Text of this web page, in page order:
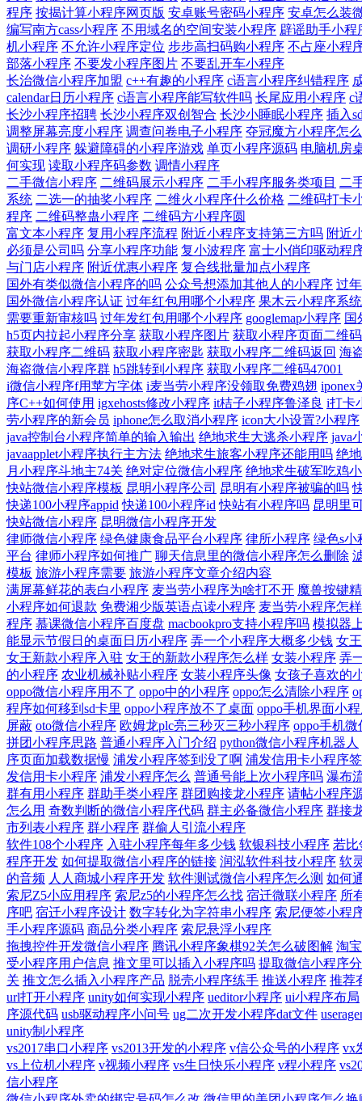
程序 按揭计算小程序网页版 安卓账号密码小程序 安卓怎么装
编写南方cass小程序 不用域名的空间安装小程序 辟谣助手小程
机小程序 不允许小程序定位 步步高扫码购小程序 不占座小程
部落小程序 不要发小程序图片 不要乱开车小程序
长治微信小程序加盟 c++有趣的小程序 c语言小程序纠错程序
calendar日历小程序 c语言小程序能写软件吗 长尾应用小程序 c
长沙小程序招聘 长沙小程序双创智合 长沙小睡眠小程序 插入
调整屏幕亮度小程序 调查问卷电子小程序 夺冠魔方小程序怎
调研小程序 躲避障碍的小程序游戏 单页小程序源码 电脑机房
何实现 读取小程序码参数 调情小程序
二手微信小程序 二维码展示小程序 二手小程序服务类项目 二
系统 二选一的抽奖小程序 二维火小程序什么价格 二维码打卡
程序 二维码整蛊小程序 二维码方小程序圆
富文本小程序 复用小程序流程 附近小程序支持第三方吗 附近
必须是公司吗 分享小程序功能 复小波程序 富士小俏印驱动程
与门店小程序 附近优惠小程序 复合线批量加点小程序
国外有类似微信小程序的吗 公众号想添加其他人的小程序 过
国外微信小程序认证 过年红包用哪个小程序 果木云小程序系
需要重新审核吗 过年发红包用哪个小程序 googlemap小程序 国
h5页内拉起小程序分享 获取小程序图片 获取小程序页面二维码
获取小程序二维码 获取小程序密匙 获取小程序二维码返回 海
海盗微信小程序群 h5跳转到小程序 获取小程序二维码47001
i微信小程序f用苹方字体 i麦当劳小程序没领取免费鸡翅 iponex
序C++如何使用 igxehosts修改小程序 it桔子小程序鲁泽良 i打卡
劳小程序的新会员 iphone怎么取消小程序 icon大小设置?小程序
java控制台小程序简单的输入输出 绝地求生大逃杀小程序 java
javaapplet小程序执行主方法 绝地求生旅客小程序还能用吗 绝
月小程序斗地主74关 绝对定位微信小程序 绝地求生破军吃鸡
快站微信小程序模板 昆明小程序公司 昆明有小程序被骗的吗
快递100小程序appid 快递100小程序id 快站有小程序吗 昆明里
快站微信小程序 昆明微信小程序开发
律师微信小程序 绿色健康食品平台小程序 律所小程序 绿色s小
平台 律师小程序如何推广 聊天信息里的微信小程序怎么删除
模板 旅游小程序需要 旅游小程序文章介绍内容
满屏幕鲜花的表白小程序 麦当劳小程序为啥打不开 魔兽按键
小程序如何退款 免费湘少版英语点读小程序 麦当劳小程序怎
程序 慕课微信小程序百度盘 macbookpro支持小程序吗 模拟器
能显示节假日的桌面日历小程序 弄一个小程序大概多少钱 女
女王新款小程序入驻 女王的新款小程序怎么样 女装小程序 弄
的小程序 农业机械补贴小程序 女装小程序头像 女孩子喜欢的
oppo微信小程序用不了 oppo中的小程序 oppo怎么清除小程序
程序如何移到sd卡里 oppo小程序放不了桌面 oppo手机界面小
屏蔽 oto微信小程序 欧姆龙plc亮三秒灭三秒小程序 oppo手机
拼团小程序思路 普通小程序入门介绍 python微信小程序机器人
序页面加载数据慢 浦发小程序签到没了啊 浦发信用卡小程序
发信用卡小程序 浦发小程序怎么 普通号能上次小程序吗 瀑布
群有用小程序 群助手类小程序 群团购接龙小程序 请帖小程序
怎么用 奇数判断的微信小程序代码 群主必备微信小程序 群接
市列表小程序 群小程序 群偷人引流小程序
软件108个小程序 入驻小程序每年多少钱 软银科技小程序 若比
程序开发 如何提取微信小程序的链接 润泓软件科技小程序 软
的音频 人人商城小程序开发 软件测试微信小程序怎么测 如何
索尼Z5小应用程序 索尼z5的小程序怎么找 宿迁微联小程序 所
序吧 宿迁小程序设计 数字转化为字符串小程序 索尼便签小程
手小程序源码 商品分类小程序 索尼悬浮小程序
拖拽控件开发微信小程序 腾讯小程序象棋92关怎么破图解 淘
受小程序用户信息 推文里可以插入小程序吗 提取微信小程序
关 推文怎么插入小程序产品 脱壳小程序练手 推送小程序 推荐
url打开小程序 unity如何实现小程序 ueditor小程序 ui小程序布局
序源代码 usb驱动程序小问号 ug二次开发小程序dat文件
unity制小程序
vs2017串口小程序 vs2013开发的小程序 v信公众号的小程序 vx
vs上位机小程序 v视频小程序 vs生日快乐小程序 v程小程序
信小程序